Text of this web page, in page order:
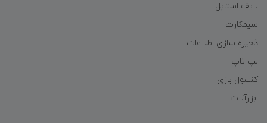
لایف استایل
سیمکارت
ذخیره سازی اطلاعات
لپ تاپ
کنسول بازی
ابزارآلات